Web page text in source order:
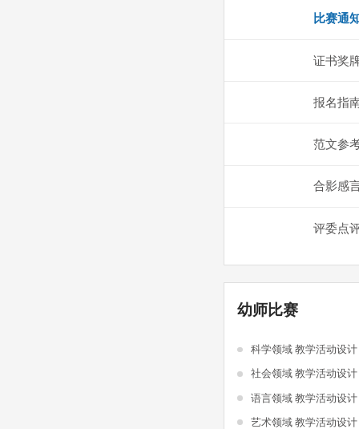
比赛通
证书奖
报名指
范文参
合影感
评委点
幼师比赛
科学领域 教学活动设
社会领域 教学活动设
语言领域 教学活动设
艺术领域 教学活动设